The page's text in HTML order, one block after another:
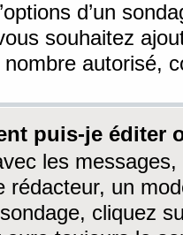
d’un
souhaitez
autorisé,
puis-je éditer
les
rédacteur, un
cliquez